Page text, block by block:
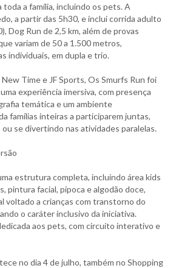
a família, incluindo os pets. A
a partir das 5h30, e inclui corrida adulto
Dog Run de 2,5 km, além de provas
variam de 50 a 1.500 metros,
individuais, em dupla e trio.
Time e JF Sports, Os Smurfs Run foi
experiência imersiva, com presença
temática e um ambiente
famílias inteiras a participarem juntas,
se divertindo nas atividades paralelas.
estrutura completa, incluindo área kids
pintura facial, pipoca e algodão doce,
voltado a crianças com transtorno do
o caráter inclusivo da iniciativa.
aos pets, com circuito interativo e
no dia 4 de julho, também no Shopping